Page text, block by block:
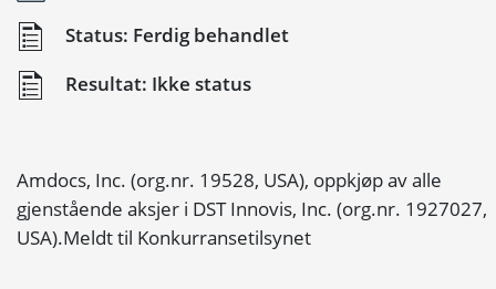
Status: Ferdig behandlet
Resultat: Ikke status
Amdocs, Inc. (org.nr. 19528, USA), oppkjøp av alle
gjenstående aksjer i DST Innovis, Inc. (org.nr. 1927027,
USA).Meldt til Konkurransetilsynet